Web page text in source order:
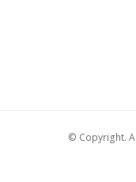
© Copyright.